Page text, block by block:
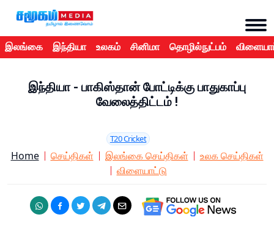
இலங்கை இந்தியா உலகம் சினிமா தொழில்நுட்பம்
இந்தியா - பாகிஸ்தான் போட்டிக்கு பாதுகாப்பு
வேலைத்திட்டம் !
T20 Cricket
Home செய்திகள் இலங்கை செய்திகள்
உலக செய்திகள்
விளையாட்டு